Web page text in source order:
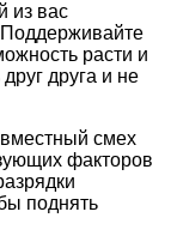
из вас
Поддерживайте
расти и
друга и не
смех
факторов
поднять